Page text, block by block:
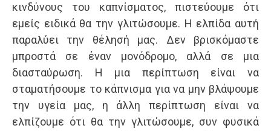
κινδύνους του καπνίσματος, πιστεύουμε ότι
εμείς ειδικά θα την γλιτώσουμε. Η ελπίδα αυτή
παραλύει την θέλησή μας. Δεν βρισκόμαστε
μπροστά σε έναν μονόδρομο, αλλά σε μια
διασταύρωση. Η μια περίπτωση είναι να
σταματήσουμε το κάπνισμα για να μην βλάψουμε
την υγεία μας, η άλλη περίπτωση είναι να
ελπίζουμε ότι θα την γλιτώσουμε, συν φυσικά